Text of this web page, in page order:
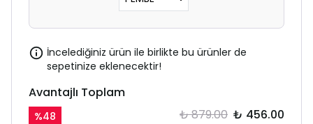
İncelediğiniz ürün ile birlikte bu ürünler de
sepetinize eklenecektir!
Avantajlı Toplam
%48 ₺ 879.00 ₺ 456.00